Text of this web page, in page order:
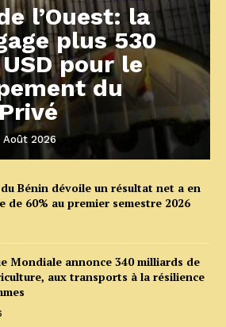
l’Ouest: la
plus 530
pour le
du
Août 2026
Bénin dévoile un résultat net a en
de 60% au premier semestre 2026
Mondiale annonce 340 milliards de
aux transports à la résilience